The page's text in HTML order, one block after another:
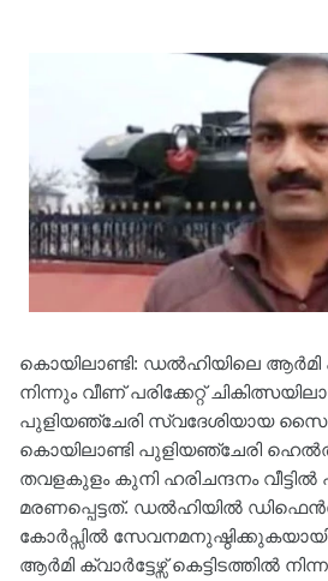
കൊയിലാണ്ടി: ഡല്‍ഹിയിലെ ആർമി
നിന്നും വീണ് പരിക്കേറ്റ്
പുളിയഞ്ചേരി സ്വദേശിയായ
കൊയിലാണ്ടി പുളിയഞ്ചേരി
തവളകുളം കുനി ഹരിചന്ദനം
മരണപ്പെട്ടത്. ഡല്‍ഹിയില്‍
കോർപ്സിൽ
ആർമി ക്വാർട്ടേഴ്സ് കെട്ടിടത്തിൽ